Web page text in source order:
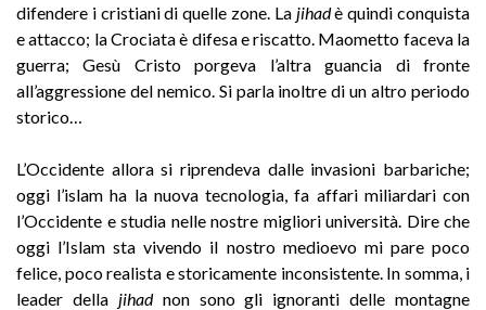
difendere i cristiani di quelle zone. La jihadè quindi conquista
e attacco; la Crociata è difesa e riscatto. Maometto faceva la
guerra; Gesù Cristo porgeva l’altra guancia di fronte
all’aggressione del nemico. Si parla inoltre di un altro periodo
storico…
L’Occidente allora si riprendeva dalle invasioni barbariche;
oggi l’islam ha la nuova tecnologia, fa affari miliardari con
l’Occidente e studia nelle nostre migliori università. Dire che
oggi l’Islam sta vivendo il nostro medioevo mi pare poco
felice, poco realista e storicamente inconsistente. In somma, i
leader della jihadnon sono gli ignoranti delle montagne